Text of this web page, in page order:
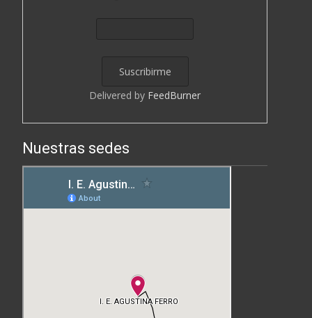
Delivered by FeedBurner
Nuestras sedes